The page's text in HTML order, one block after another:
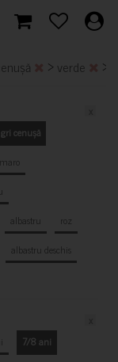
> verde >
cenușă
albastru
roz
albastru deschis
7/8 ani